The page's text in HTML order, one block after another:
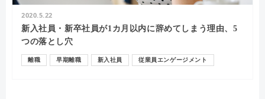
2020.5.22
新入社員・新卒社員が1カ月以内に辞めてしまう理由、5
つの落とし穴
離職 早期離職 新入社員 従業員エンゲージメント